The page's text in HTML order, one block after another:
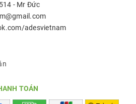
- Mr Đức
adesvietnam
TOÁN